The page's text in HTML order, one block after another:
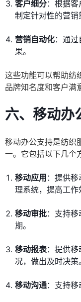
客户细分：根据
制定针对性的营销
营销自动化：通
果。
这些功能可以帮助纺
品牌知名度和客户满
六、移动办
移动办公支持是纺织
一。它包括以下几个
移动应用 ：提供
理系统，提高工作
移动审批：支持
期。
移动报表：提供移
况，做出及时决策。
移动沟通：支持移